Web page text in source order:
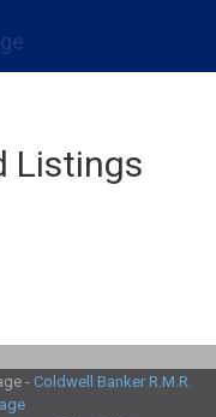
Listings
- Coldwell Banker R.M.R.